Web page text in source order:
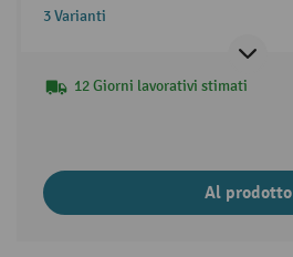
3 Varianti
12 Giorni lavorativi stimati
Al prodotto